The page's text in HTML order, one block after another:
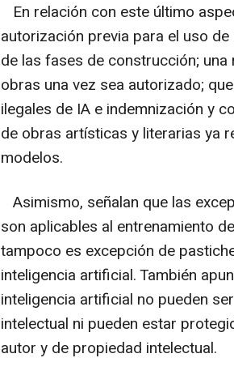
En relación con este último
autorización previa para el uso
de las fases de construcción;
obras una vez sea autorizado;
ilegales de IA e indemnización y
de obras artísticas y literarias ya
modelos.
Asimismo, señalan que las
son aplicables al entrenamiento
tampoco es excepción de
inteligencia artificial. También
inteligencia artificial no pueden
intelectual ni pueden estar
autor y de propiedad intelectual.